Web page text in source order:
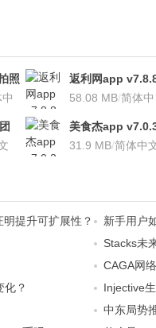
照
安
返利网app
安卓版
58.08 MB/简体中
美食杰app
安卓版
31.9 MB/简体中
提升可扩展性？
新手用户
Stacks未
CAGA网
化？
Injective
中东局势